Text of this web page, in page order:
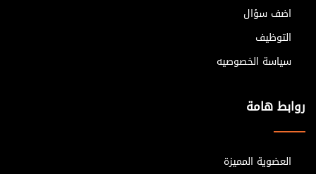
اضف سؤال
التوظيف
سياسة الخصوصيه
روابط هامة
العضوية المميزة